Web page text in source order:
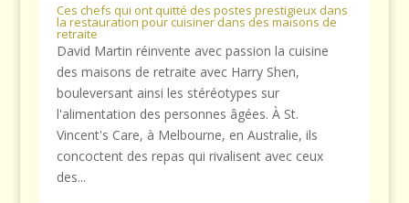
Ces chefs qui ont quitté des postes prestigieux dans
la restauration pour cuisiner dans des maisons de
retraite
David Martin réinvente avec passion la cuisine
des maisons de retraite avec Harry Shen,
bouleversant ainsi les stéréotypes sur
l'alimentation des personnes âgées. À St.
Vincent's Care, à Melbourne, en Australie, ils
concoctent des repas qui rivalisent avec ceux
des...